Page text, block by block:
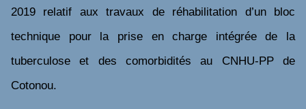
2019 relatif aux travaux de réhabilitation d’un bloc
technique pour la prise en charge intégrée de la
tuberculose et des comorbidités au CNHU-PP de
Cotonou.